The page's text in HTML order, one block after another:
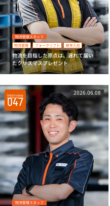
物流管理スタッフ
物流管理
フォークリフト 新卒入社
物流を目指した原点は、遅れて届い
たクリスマスプレゼント
2026.06.08
Interview
047
物流管理スタッフ